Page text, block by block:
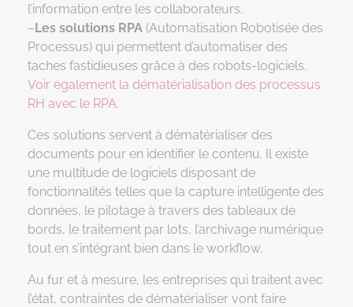
l’information entre les collaborateurs.
–Les solutions RPA (Automatisation Robotisée des
Processus) qui permettent d’automatiser des
taches fastidieuses grâce à des robots-logiciels.
Voir également la dématérialisation des processus
RH avec le RPA.
Ces solutions servent à dématérialiser des
documents pour en identifier le contenu. Il existe
une multitude de logiciels disposant de
fonctionnalités telles que la capture intelligente des
données, le pilotage à travers des tableaux de
bords, le traitement par lots, l’archivage numérique
tout en s’intégrant bien dans le workflow.
Au fur et à mesure, les entreprises qui traitent avec
l’état, contraintes de dématérialiser vont faire